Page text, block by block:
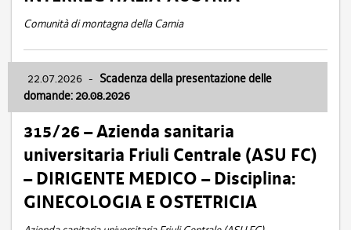
Comunità di montagna della Carnia
22.07.2026 - Scadenza della presentazione delle
domande: 20.08.2026
315/26 – Azienda sanitaria
universitaria Friuli Centrale (ASU FC)
– DIRIGENTE MEDICO – Disciplina:
GINECOLOGIA E OSTETRICIA